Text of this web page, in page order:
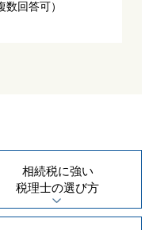
数回答可）
相続税に強い
税理士の選び方